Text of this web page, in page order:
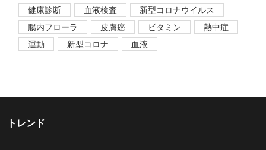
健康診断 血液検査
新型コロナウイルス
腸内フローラ
皮膚癌 ビタミン
熱中症
運動
新型コロナ 血液
トレンド